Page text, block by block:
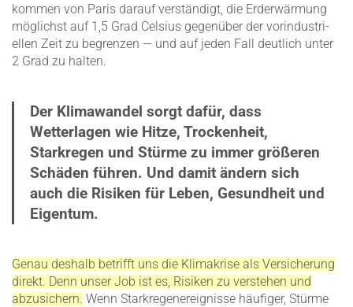
kommen von Paris darauf verständigt, die Erder­wärmung
möglichst auf 1,5 Grad Celsius gegenüber der vorin­dus­tri­
ellen Zeit zu begrenzen — und auf jeden Fall deutlich unter
2 Grad zu halten.
Der Klimawandel sorgt dafür, dass
Wetterlagen wie Hitze, Trockenheit,
Starkregen und Stürme zu immer größeren
Schäden führen. Und damit ändern sich
auch die Risiken für Leben, Gesundheit und
Eigentum.
Genau deshalb betrifft uns die Klima­krise als Versi­cherung
direkt. Denn unser Job ist es, Risiken zu verstehen und
abzusi­chern. Wenn Stark­re­gen­er­eig­nisse häufiger, Stürme